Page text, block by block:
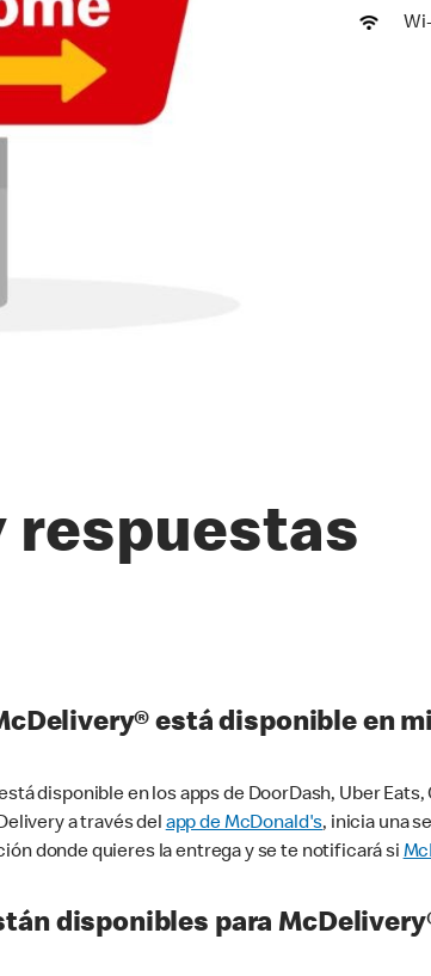
respuestas
está disponible en
disponible en los apps de DoorDash, Uber
a través del app de McDonald's, inicia una
donde quieres la entrega y se te notificará si
disponibles para